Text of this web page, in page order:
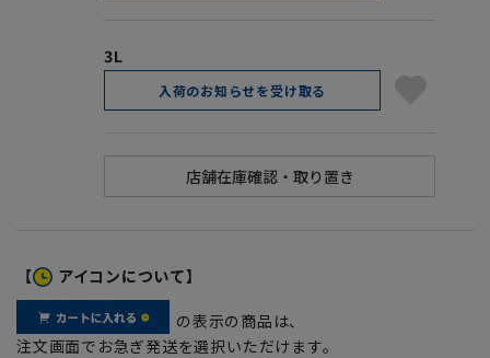
3L
入荷のお知らせを受け取る
【 アイコンについて】
の表示の商品は、
注文画面でお急ぎ発送を選択いただけます。